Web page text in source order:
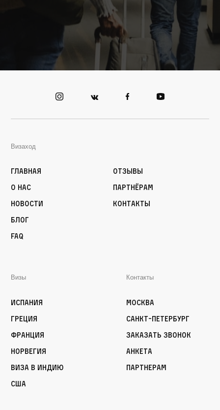
Визаход
Главная
О нас
Новости
Блог
FAQ
Отзывы
Партнёрам
Контакты
Визы
Испания
Греция
Франция
Норвегия
Виза в Индию
США
Контакты
Москва
Санкт-Петербург
Заказать звонок
Анкета
Партнерам